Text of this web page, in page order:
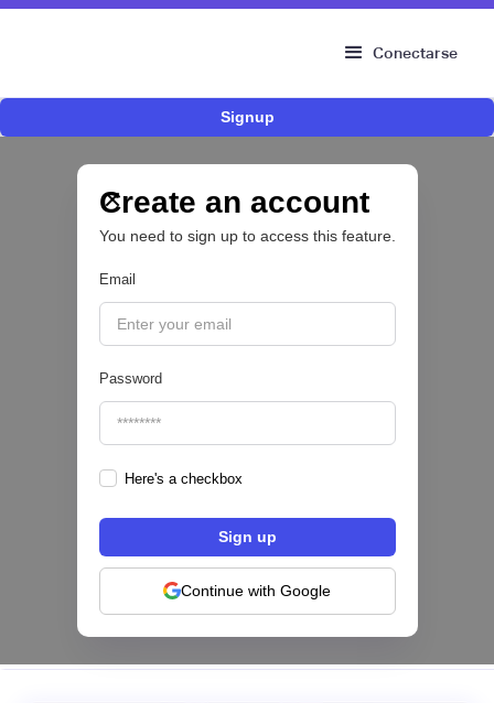
Conectarse
Signup
Create an account
You need to sign up to access this feature.
Email
Password
Here's a checkbox
Continue with Google
desde cuentas bancarias en México
OPEN FINANCE 🔑
pago de servicios desde su app en México
NEOBANCOS 📲